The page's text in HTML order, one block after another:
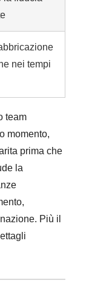
nei tempi
team
momento,
prima che
la
Più il